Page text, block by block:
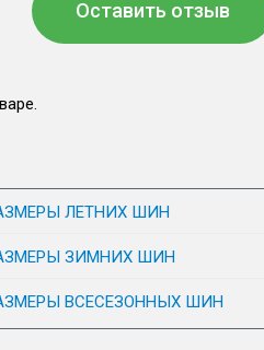
Оставить отзыв
ЛЕТНИХ ШИН
ЗИМНИХ ШИН
ВСЕСЕЗОННЫХ ШИН